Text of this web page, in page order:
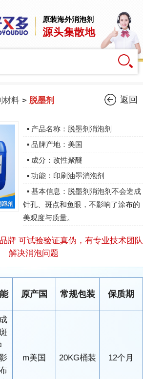
原装海外消泡剂
源头集散地
材料 > 脱墨剂 返回
▪ 产品名称：脱墨剂消泡剂
▪ 品牌产地：美国
▪ 成分：改性聚醚
▪ 功能：印刷油墨消泡剂
▪ 基本信息：脱墨剂消泡剂不会造成
针孔、斑点和鱼眼，不影响了涂布的
美观度与质量。
牌 可试验验证真伪，有专业技术团队
解决消泡问题
原产国 常规包装 保质期
m美国 20KG桶装 12个月